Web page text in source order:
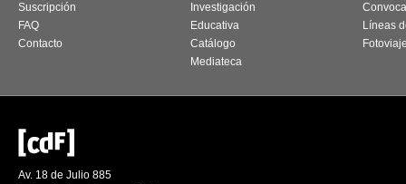
Suscripción
FAQ
Contacto
Investigación
Educativa
Catálogo
Mediateca
Líneas
Av. 18 de Julio 885